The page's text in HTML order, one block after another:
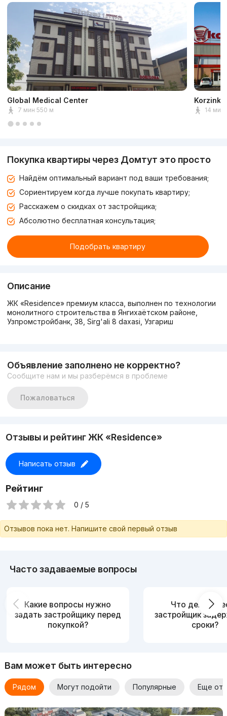
Global Medical Center
7 мин 550 м
Korzinka
14 мин
Покупка квартиры через Домтут это просто
Найдём оптимальный вариант под ваши требования;
Сориентируем когда лучше покупать квартиру;
Расскажем о скидках от застройщика;
Абсолютно бесплатная консультация;
Подобрать квартиру
Описание
ЖК «Residence» премиум класса, выполнен по технологии
монолитного строительства в Янгихаётском районе,
Узпромстройбанк, 38, Sirg'ali 8 daxasi, Узгариш
Объявление заполнено не корректно?
Сообщите нам и мы разберёмся в проблеме
Пожаловаться
Отзывы и рейтинг ЖК «Residence»
Написать отзыв
Рейтинг
0 / 5
Отзывов пока нет. Напишите свой первый отзыв
Часто задаваемые вопросы
Какие вопросы нужно
задать застройщику перед
покупкой?
Что делать,
застройщик
сроки?
Вам может быть интересно
Рядом Могут подойти Популярные Еще от